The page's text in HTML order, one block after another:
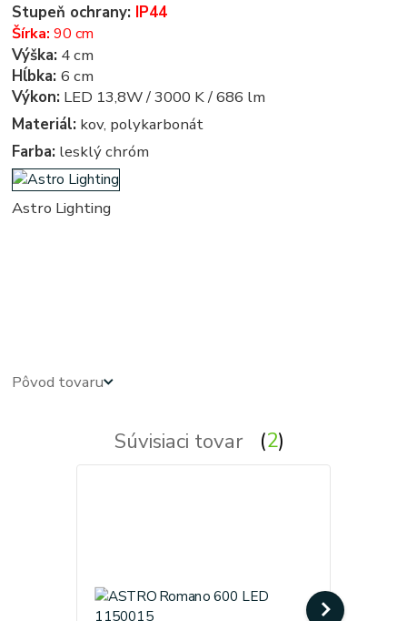
Stupeň ochrany: IP44
Šírka:90 cm
Výška: 4 cm
Hĺbka:6 cm
Výkon: LED 13,8W / 3000 K / 686 lm
Materiál: kov, polykarbonát
Farba: lesklý chróm
Astro Lighting
Pôvod tovaru
Súvisiaci tovar 2